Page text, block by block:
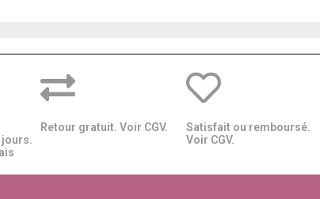
jours.
Retour gratuit. Voir CGV.
Satisfait ou remboursé.
Voir CGV.